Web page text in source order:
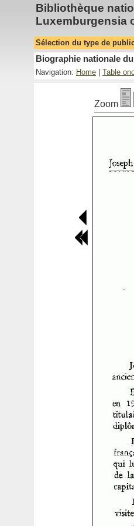
Bibliothèque
Luxemburgensia
Sélection du type de
Biographie nationale
Navigation: Home Table
Zoom